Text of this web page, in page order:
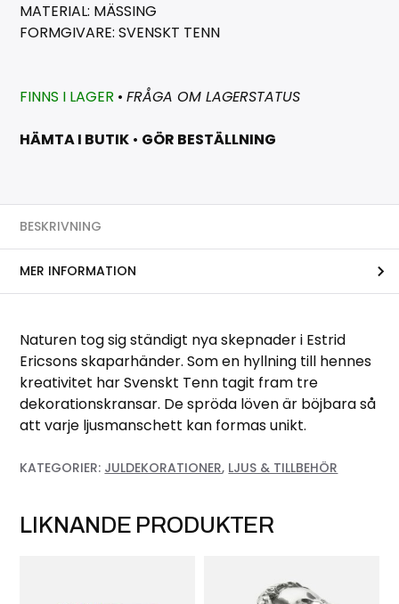
MATERIAL: MÄSSING
FORMGIVARE: SVENSKT TENN
FINNS I LAGER •FRÅGA OM LAGERSTATUS
HÄMTA I BUTIK • GÖR BESTÄLLNING
BESKRIVNING
MER INFORMATION
Naturen tog sig ständigt nya skepnader i Estrid
Ericsons skaparhänder. Som en hyllning till hennes
kreativitet har Svenskt Tenn tagit fram tre
dekorationskransar. De spröda löven är böjbara så
att varje ljusmanschett kan formas unikt.
KATEGORIER: JULDEKORATIONER, LJUS & TILLBEHÖR
LIKNANDE PRODUKTER